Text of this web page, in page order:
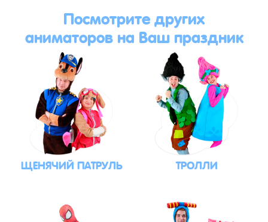
Посмотрите других
аниматоров на Ваш праздник
ЩЕНЯЧИЙ ПАТРУЛЬ ТРОЛЛИ